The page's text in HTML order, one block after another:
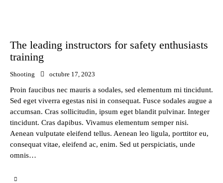
The leading instructors for safety enthusiasts
training
Shooting octubre 17, 2023
Proin faucibus nec mauris a sodales, sed elementum mi tincidunt.
Sed eget viverra egestas nisi in consequat. Fusce sodales augue a
accumsan. Cras sollicitudin, ipsum eget blandit pulvinar. Integer
tincidunt. Cras dapibus. Vivamus elementum semper nisi.
Aenean vulputate eleifend tellus. Aenean leo ligula, porttitor eu,
consequat vitae, eleifend ac, enim. Sed ut perspiciatis, unde
omnis…